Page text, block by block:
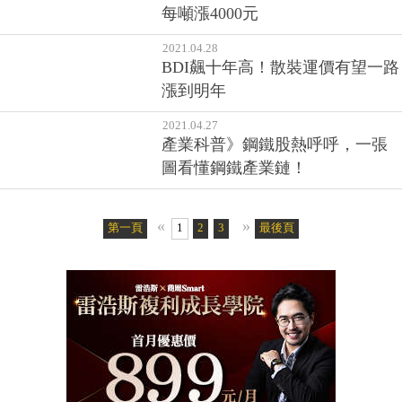
每噸漲4000元
2021.04.28
BDI飆十年高！散裝運價有望一路
漲到明年
2021.04.27
產業科普》鋼鐵股熱呼呼，一張
圖看懂鋼鐵產業鏈！
第一頁 « 1 2 3 4» 最後頁